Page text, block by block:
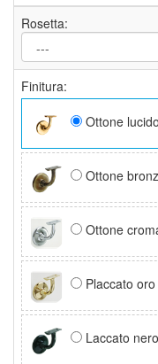
Rosetta:
Finitura:
Ottone lucido
Ottone
Ottone
Placcato
Laccato